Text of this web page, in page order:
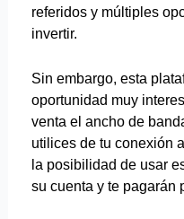
referidos y múltiples
invertir.
Sin embargo, esta
oportunidad muy
venta el ancho de
utilices de tu conexión
la posibilidad de usar
su cuenta y te pagarán